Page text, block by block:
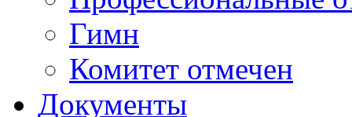
Гимн
Комитет отмечен
Документы